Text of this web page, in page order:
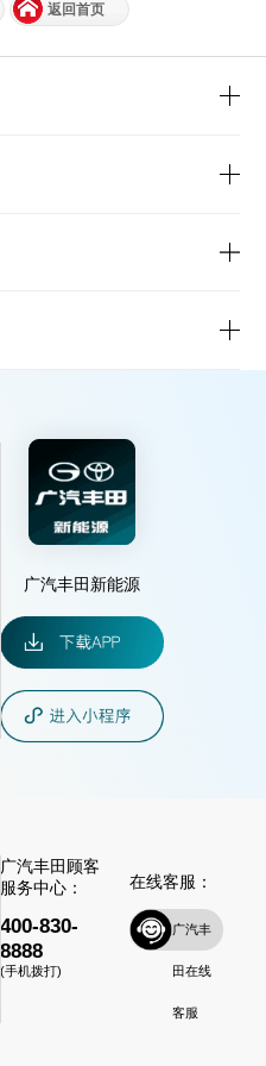
返回首页
广汽丰田新能源
广汽丰田顾客
服务中心：
400-830-
8888
(手机拨打)
在线客服：
广汽丰
田在线
客服